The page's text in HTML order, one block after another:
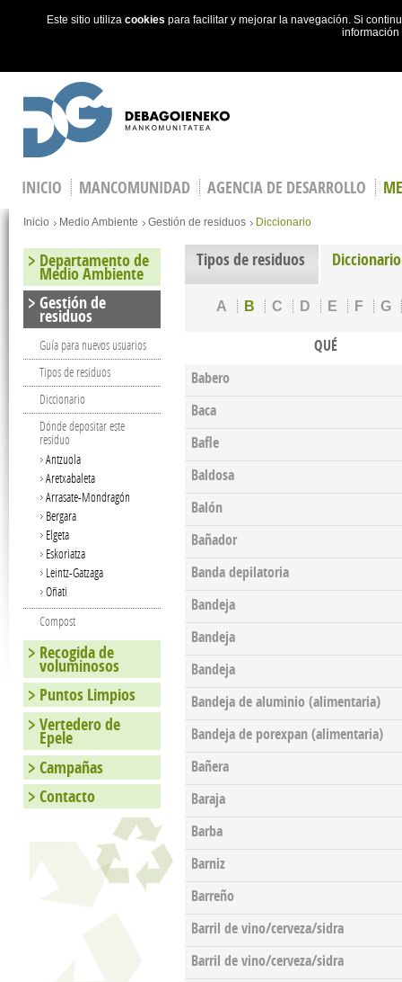
Este sitio utiliza cookies para facilitar y mejorar la navegación. Si
INICIO MANCOMUNIDAD AGENCIA DE DESARROLLO
You are here
Inicio Medio Ambiente Gestión de residuos Diccionario
Tipos de residuos Diccionario
A B C D E F G
QUÉ
Babero
Baca
Bafle
Baldosa
Balón
Bañador
Banda depilatoria
Bandeja
Bandeja
Bandeja
Bandeja de aluminio (alimentaria)
Bandeja de porexpan (alimentaria)
Bañera
Baraja
Barba
Barniz
Barreño
Barril de vino/cerveza/sidra
Barril de vino/cerveza/sidra
Departamento de
Medio Ambiente
Gestión de
residuos
Guía para nuevos usuarios
Tipos de residuos
Diccionario
Dónde depositar este
residuo
Antzuola
Aretxabaleta
Arrasate-Mondragón
Bergara
Elgeta
Eskoriatza
Leintz-Gatzaga
Oñati
Compost
Recogida de
voluminosos
Puntos Limpios
Vertedero de
Epele
Campañas
Contacto